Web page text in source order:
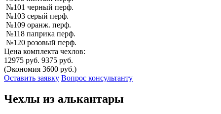
№101 черный перф.
№103 серый перф.
№109 оранж. перф.
№118 паприка перф.
№120 розовый перф.
Цена комплекта чехлов:
12975 руб. 9375 руб.
(Экономия 3600 руб.)
Оставить заявку Вопрос консультанту
Чехлы из алькантары